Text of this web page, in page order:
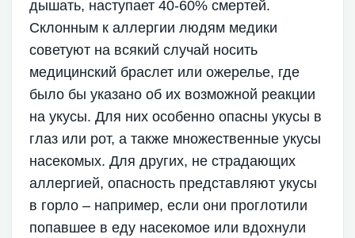
дышать, наступает 40-60% смертей.
Склонным к аллергии людям медики
советуют на всякий случай носить
медицинский браслет или ожерелье, где
было бы указано об их возможной реакции
на укусы. Для них особенно опасны укусы в
глаз или рот, а также множественные укусы
насекомых. Для других, не страдающих
аллергией, опасность представляют укусы
в горло – например, если они проглотили
попавшее в еду насекомое или вдохнули